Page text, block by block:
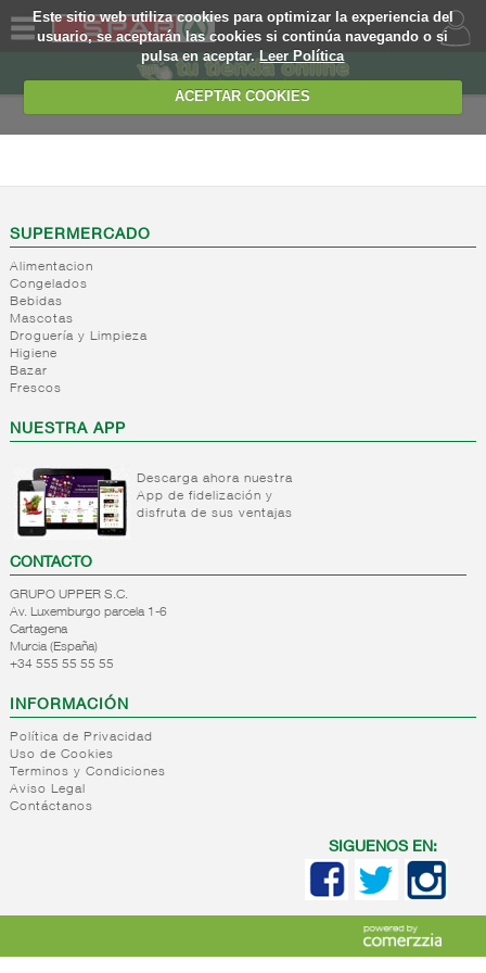
Este sitio web utiliza cookies para optimizar la experiencia del
usuario, se aceptarán las cookies si continúa navegando o si
pulsa en aceptar.Leer Política
ACEPTAR COOKIES
SOMOS
OFERTAS
WEB
EJEMPLO
SUPERMERCADO
Alimentacion
Congelados
Bebidas
Mascotas
Droguería y Limpieza
Higiene
Bazar
Frescos
NUESTRA APP
Descarga ahora nuestra
App de fidelización y
disfruta de sus ventajas
CONTACTO
GRUPO UPPER S.C.
Av. Luxemburgo parcela 1-6
Cartagena
Murcia (España)
+34 555 55 55 55
INFORMACIÓN
Política de Privacidad
Uso de Cookies
Terminos y Condiciones
Aviso Legal
Contáctanos
SIGUENOS EN: